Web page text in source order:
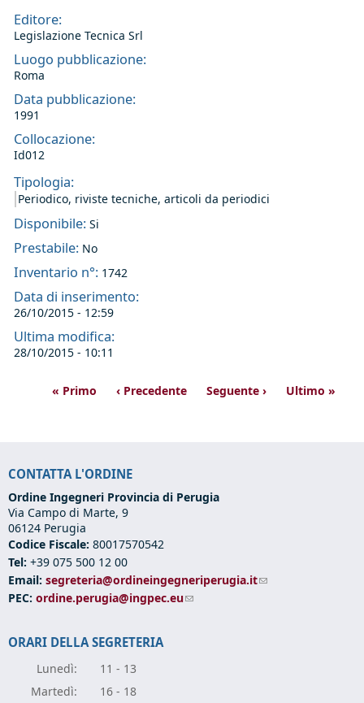
Editore:
Legislazione Tecnica Srl
Luogo pubblicazione:
Roma
Data pubblicazione:
1991
Collocazione:
Id012
Tipologia:
Periodico, riviste tecniche, articoli da periodici
Disponibile: Si
Prestabile: No
Inventario n°: 1742
Data di inserimento:
26/10/2015 - 12:59
Ultima modifica:
28/10/2015 - 10:11
« Primo ‹ Precedente Seguente › Ultimo »
CONTATTA L'ORDINE
Ordine Ingegneri Provincia di Perugia
Via Campo di Marte, 9
06124 Perugia
Codice Fiscale: 80017570542
Tel: +39 075 500 12 00
Email: segreteria@ordineingegneriperugia.it(link sends e-mail)
PEC: ordine.perugia@ingpec.eu(link sends e-mail)
ORARI DELLA SEGRETERIA
Lunedì:
11 - 13
Martedì: 16 - 18